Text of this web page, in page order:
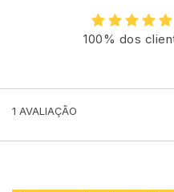
100% dos
1 AVALIAÇÃO